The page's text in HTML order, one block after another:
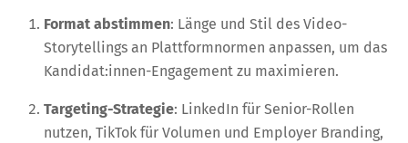
Format abstimmen: Länge und Stil des Video-
Storytellings an Plattformnormen anpassen, um das
Kandidat:innen-Engagement zu maximieren.
Targeting-Strategie: LinkedIn für Senior-Rollen
nutzen, TikTok für Volumen und Employer Branding,